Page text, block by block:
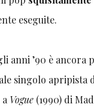
eseguite.
anni ’90 è ancora
singolo apripista
aVogue (1990) di